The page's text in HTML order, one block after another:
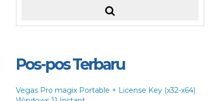
Pos-pos Terbaru
Vegas Pro magix Portable + License Key (x32-x64)